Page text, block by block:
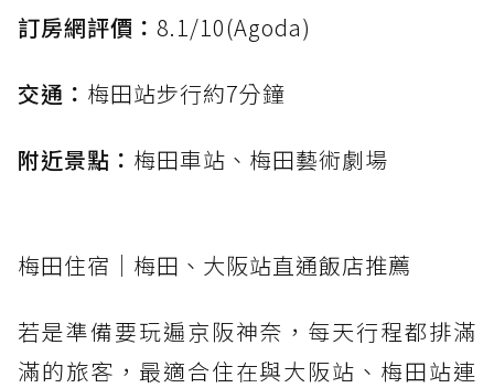
訂房網評價： 8.1/10(Agoda)
交通： 梅田站步行約7分鐘
附近景點： 梅田車站、梅田藝術劇場
梅田住宿｜梅田、大阪站直通飯店推薦
若是準備要玩遍京阪神奈，每天行程都排滿
滿的旅客，最適合住在與大阪站、梅田站連